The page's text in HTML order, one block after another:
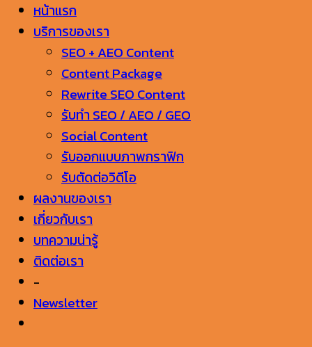
หน้าแรก
บริการของเรา
SEO + AEO Content
Content Package
Rewrite SEO Content
รับทำ SEO / AEO / GEO
Social Content
รับออกแบบภาพกราฟิก
รับตัดต่อวิดีโอ
ผลงานของเรา
เกี่ยวกับเรา
บทความน่ารู้
ติดต่อเรา
-
Newsletter